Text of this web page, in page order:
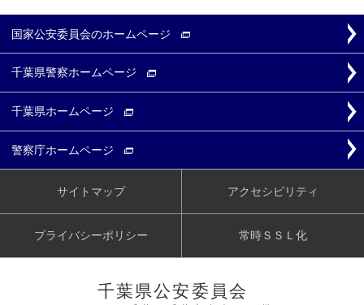
国家公安委員会のホームページ
千葉県警察ホームページ
千葉県ホームページ
警察庁ホームページ
サイトマップ アクセシビリティ
プライバシーポリシー 常時ＳＳＬ化
千葉県公安委員会